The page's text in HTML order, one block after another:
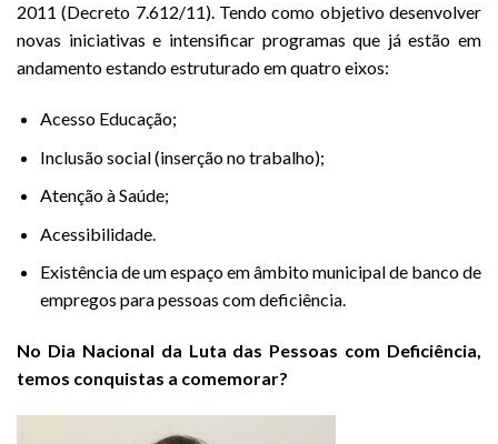
2011 (Decreto 7.612/11). Tendo como objetivo desenvolver
novas iniciativas e intensificar programas que já estão em
andamento estando estruturado em quatro eixos:
Acesso Educação;
Inclusão social (inserção no trabalho);
Atenção à Saúde;
Acessibilidade.
Existência de um espaço em âmbito municipal de banco de
empregos para pessoas com deficiência.
No Dia Nacional da Luta das Pessoas com Deficiência,
temos conquistas a comemorar?